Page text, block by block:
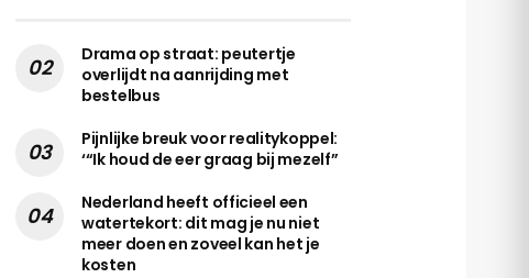
Drama op straat: peutertje
overlijdt na aanrijding met
bestelbus
Pijnlijke breuk voor realitykoppel:
‘“Ik houd de eer graag bij mezelf”
Nederland heeft officieel een
watertekort: dit mag je nu niet
meer doen en zoveel kan het je
kosten